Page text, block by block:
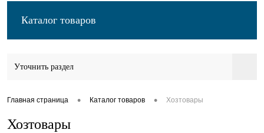
Каталог товаров
Уточнить раздел
Главная страница • Каталог товаров • Хозтовары
Хозтовары